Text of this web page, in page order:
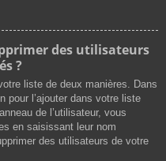
des utilisateurs
?
liste de deux manières. Dans
pour l’ajouter dans votre liste
de l’utilisateur, vous
en saisissant leur nom
des utilisateurs de votre